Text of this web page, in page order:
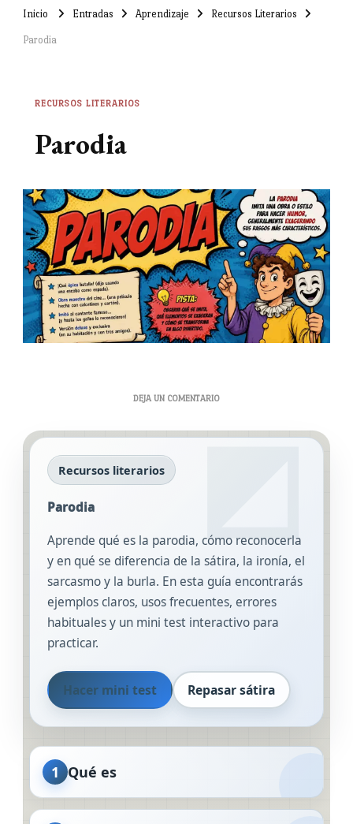
Inicio Entradas Aprendizaje Recursos Literarios
Parodia
RECURSOS LITERARIOS
Parodia
DEJA UN COMENTARIOEN
Recursos literarios
Parodia
Aprende qué es la parodia, cómo reconocerla
y en qué se diferencia de la sátira, la ironía, el
sarcasmo y la burla. En esta guía encontrarás
ejemplos claros, usos frecuentes, errores
habituales y un mini test interactivo para
practicar.
Hacer mini test Repasar sátira
1 Qué es